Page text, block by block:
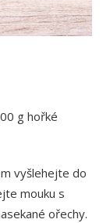
g hořké
vyšlehejte do
mouku s
ořechy.